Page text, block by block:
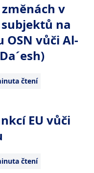
čtení
v
na
vůči Al-
čtení
EU vůči